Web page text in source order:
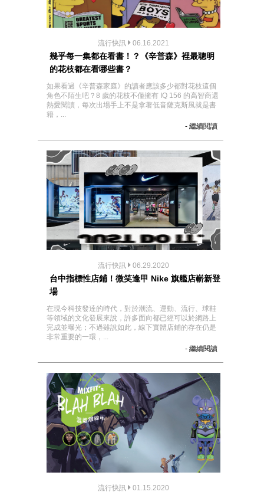
流行快訊 06.16.2021
幾乎每一集都在看書！？《辛普森》裡最聰明
的花枝都在看哪些書？
如果看過《辛普森家庭》的讀者應該多少都對花枝這個
角色不陌生吧？8 歲的花枝不僅擁有 IQ 156 的高智商還
熱愛閱讀，每次出場手上不是拿著低音薩克斯風就是書
籍，...
- 繼續閱讀
流行快訊 06.29.2020
台中指標性店鋪！微笑逢甲 Nike 旗艦店嶄新登
場
在現今科技發達的時代，對於潮流、運動、流行、球鞋
等領域的文化發展來說，許多面向都已經可以於網路上
完成並曝光；不過雖說如此，線下實體店鋪的存在仍是
非常重要的一環，...
- 繼續閱讀
流行快訊 01.15.2020